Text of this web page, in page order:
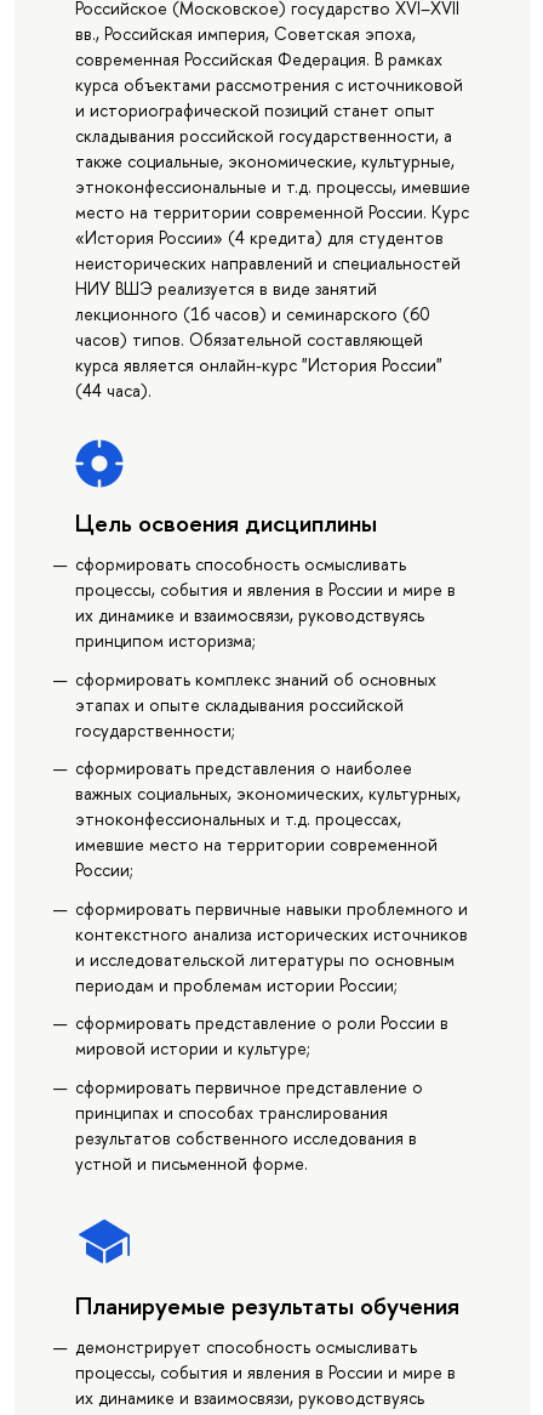
Российское (Московское) государство XVI–XVII
вв., Российская империя, Советская эпоха,
современная Российская Федерация. В рамках
курса объектами рассмотрения с источниковой
и историографической позиций станет опыт
складывания российской государственности, а
также социальные, экономические, культурные,
этноконфессиональные и т.д. процессы, имевшие
место на территории современной России. Курс
«История России» (4 кредита) для студентов
неисторических направлений и специальностей
НИУ ВШЭ реализуется в виде занятий
лекционного (16 часов) и семинарского (60
часов) типов. Обязательной составляющей
курса является онлайн-курс "История России"
(44 часа).
Цель освоения дисциплины
сформировать способность осмысливать
процессы, события и явления в России и мире в
их динамике и взаимосвязи, руководствуясь
принципом историзма;
сформировать комплекс знаний об основных
этапах и опыте складывания российской
государственности;
сформировать представления о наиболее
важных социальных, экономических, культурных,
этноконфессиональных и т.д. процессах,
имевшие место на территории современной
России;
сформировать первичные навыки проблемного и
контекстного анализа исторических источников
и исследовательской литературы по основным
периодам и проблемам истории России;
сформировать представление о роли России в
мировой истории и культуре;
сформировать первичное представление о
принципах и способах транслирования
результатов собственного исследования в
устной и письменной форме.
Планируемые результаты обучения
демонстрирует способность осмысливать
процессы, события и явления в России и мире в
их динамике и взаимосвязи, руководствуясь